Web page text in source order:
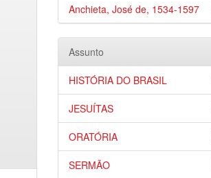
Anchieta, José de, 1534-1597
Assunto
HISTÓRIA DO BRASIL
JESUÍTAS
ORATÓRIA
SERMÃO